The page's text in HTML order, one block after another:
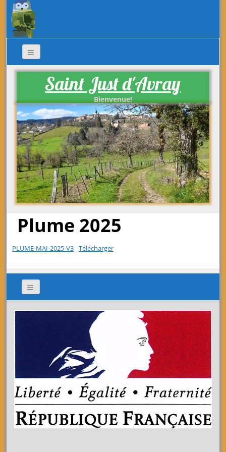
Saint Just d'Avray
Bienvenue!
Plume 2025
PLUME-MAI-2025-V3 Télécharger